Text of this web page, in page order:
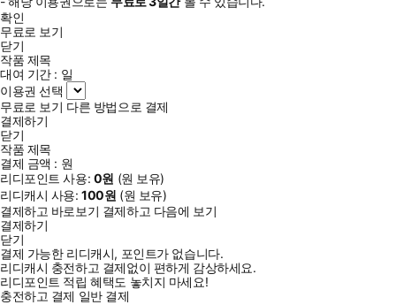
확인
무료로 보기
닫기
작품 제목
대여 기간 : 일
이용권 선택
무료로 보기 다른 방법으로 결제
결제하기
닫기
작품 제목
결제 금액 : 원
리디포인트 사용: 0원 (원 보유)
리디캐시 사용:100원 (원 보유)
결제하고 바로보기 결제하고 다음에 보기
결제하기
닫기
결제 가능한 리디캐시, 포인트가 없습니다.
리디캐시 충전하고 결제없이 편하게 감상하세요.
리디포인트 적립 혜택도 놓치지 마세요!
충전하고 결제 일반 결제